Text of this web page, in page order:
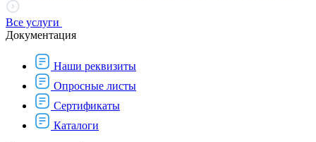
Все услуги
Документация
Наши реквизиты
Опросные листы
Сертификаты
Каталоги